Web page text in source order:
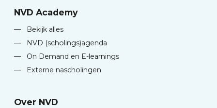
NVD Academy
—
Bekijk alles
—
NVD (scholings)agenda
—
On Demand en E-learnings
—
Externe nascholingen
Over NVD